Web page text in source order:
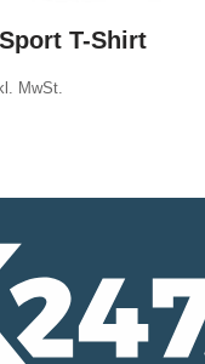
T-Shirt
MwSt.